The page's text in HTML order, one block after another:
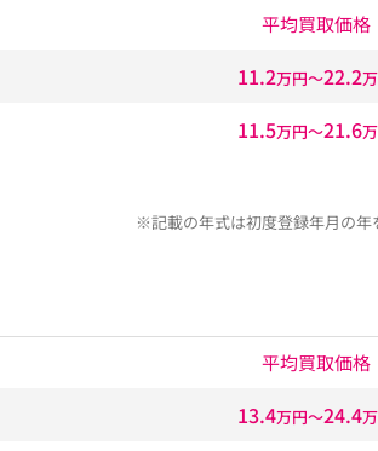
平均買取価格
11.2万円〜22.2
11.5万円〜21.6
※記載の年式は初度登録年月の年
平均買取価格
13.4万円〜24.4